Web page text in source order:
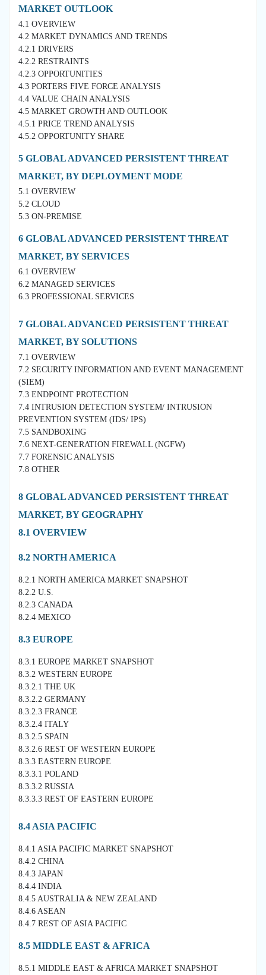
MARKET OUTLOOK
4.1 OVERVIEW
4.2 MARKET DYNAMICS AND TRENDS
4.2.1 DRIVERS
4.2.2 RESTRAINTS
4.2.3 OPPORTUNITIES
4.3 PORTERS FIVE FORCE ANALYSIS
4.4 VALUE CHAIN ANALYSIS
4.5 MARKET GROWTH AND OUTLOOK
4.5.1 PRICE TREND ANALYSIS
4.5.2 OPPORTUNITY SHARE
5 GLOBAL ADVANCED PERSISTENT THREAT
MARKET, BY DEPLOYMENT MODE
5.1 OVERVIEW
5.2 CLOUD
5.3 ON-PREMISE
6 GLOBAL ADVANCED PERSISTENT THREAT
MARKET, BY SERVICES
6.1 OVERVIEW
6.2 MANAGED SERVICES
6.3 PROFESSIONAL SERVICES
7 GLOBAL ADVANCED PERSISTENT THREAT
MARKET, BY SOLUTIONS
7.1 OVERVIEW
7.2 SECURITY INFORMATION AND EVENT MANAGEMENT
(SIEM)
7.3 ENDPOINT PROTECTION
7.4 INTRUSION DETECTION SYSTEM/ INTRUSION
PREVENTION SYSTEM (IDS/ IPS)
7.5 SANDBOXING
7.6 NEXT-GENERATION FIREWALL (NGFW)
7.7 FORENSIC ANALYSIS
7.8 OTHER
8 GLOBAL ADVANCED PERSISTENT THREAT
MARKET, BY GEOGRAPHY
8.1 OVERVIEW
8.2 NORTH AMERICA
8.2.1 NORTH AMERICA MARKET SNAPSHOT
8.2.2 U.S.
8.2.3 CANADA
8.2.4 MEXICO
8.3 EUROPE
8.3.1 EUROPE MARKET SNAPSHOT
8.3.2 WESTERN EUROPE
8.3.2.1 THE UK
8.3.2.2 GERMANY
8.3.2.3 FRANCE
8.3.2.4 ITALY
8.3.2.5 SPAIN
8.3.2.6 REST OF WESTERN EUROPE
8.3.3 EASTERN EUROPE
8.3.3.1 POLAND
8.3.3.2 RUSSIA
8.3.3.3 REST OF EASTERN EUROPE
8.4 ASIA PACIFIC
8.4.1 ASIA PACIFIC MARKET SNAPSHOT
8.4.2 CHINA
8.4.3 JAPAN
8.4.4 INDIA
8.4.5 AUSTRALIA & NEW ZEALAND
8.4.6 ASEAN
8.4.7 REST OF ASIA PACIFIC
8.5 MIDDLE EAST & AFRICA
8.5.1 MIDDLE EAST & AFRICA MARKET SNAPSHOT